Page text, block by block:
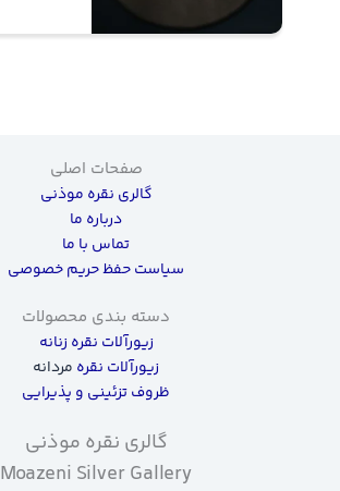
صفحات اصلی
گالری نقره موذنی
درباره ما
تماس با ما
سیاست حفظ حریم خصوصی
دسته بندی محصولات
زیورآلات نقره زنانه
زیورآلات نقره مردانه
ظروف تزئینی و پذیرایی
گالری نقره موذنی
Moazeni Silver Gallery